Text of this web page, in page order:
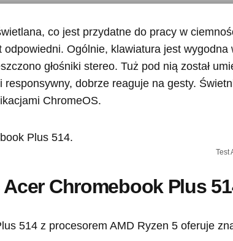
co jest przydatne do pracy w
odpowiedni. Ogólnie, klawiatura jest wygodna
głośniki stereo. Tuż pod nią został
responsywny, dobrze reaguje na gesty.
ChromeOS.
Test
Chromebook Plus
514 z procesorem AMD Ryzen 5 oferuje